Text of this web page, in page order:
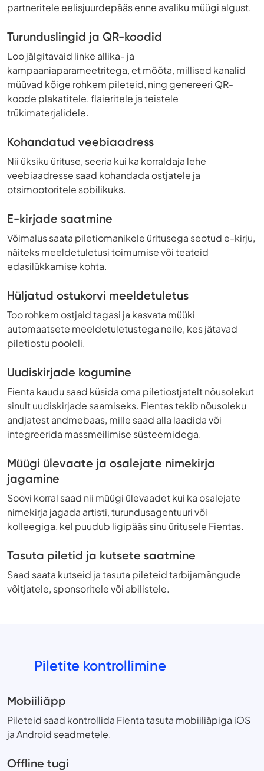
partneritele eelisjuurdepääs enne avaliku müügi algust.
Turunduslingid ja QR-koodid
Loo jälgitavaid linke allika- ja
kampaaniaparameetritega, et mõõta, millised kanalid
müüvad kõige rohkem pileteid, ning genereeri QR-
koode plakatitele, flaieritele ja teistele
trükimaterjalidele.
Kohandatud veebiaadress
Nii üksiku ürituse, seeria kui ka korraldaja lehe
veebiaadresse saad kohandada ostjatele ja
otsimootoritele sobilikuks.
E-kirjade saatmine
Võimalus saata piletiomanikele üritusega seotud e-kirju,
näiteks meeldetuletusi toimumise või teateid
edasilükkamise kohta.
Hüljatud ostukorvi meeldetuletus
Too rohkem ostjaid tagasi ja kasvata müüki
automaatsete meeldetuletustega neile, kes jätavad
piletiostu pooleli.
Uudiskirjade kogumine
Fienta kaudu saad küsida oma piletiostjatelt nõusolekut
sinult uudiskirjade saamiseks. Fientas tekib nõusoleku
andjatest andmebaas, mille saad alla laadida või
integreerida massmeilimise süsteemidega.
Müügi ülevaate ja osalejate nimekirja
jagamine
Soovi korral saad nii müügi ülevaadet kui ka osalejate
nimekirja jagada artisti, turundusagentuuri või
kolleegiga, kel puudub ligipääs sinu üritusele Fientas.
Tasuta piletid ja kutsete saatmine
Saad saata kutseid ja tasuta pileteid tarbijamängude
võitjatele, sponsoritele või abilistele.
Piletite kontrollimine
Mobiiliäpp
Pileteid saad kontrollida Fienta tasuta mobiiliäpiga iOS
ja Android seadmetele.
Offline tugi